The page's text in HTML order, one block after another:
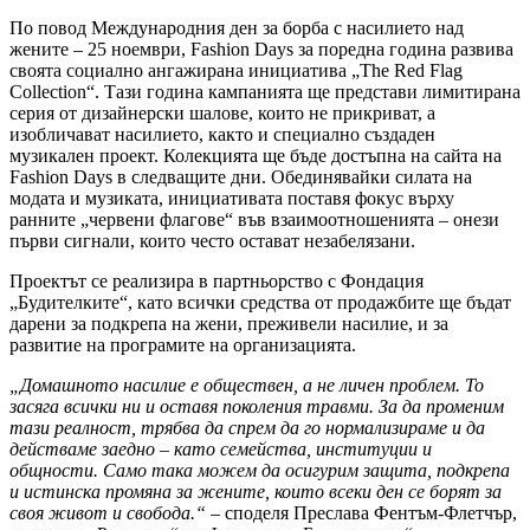
По повод Международния ден за борба с насилието над
жените – 25 ноември, Fashion Days за поредна година развива
своята социално ангажирана инициатива „The Red Flag
Collection“. Тази година кампанията ще представи лимитирана
серия от дизайнерски шалове, които не прикриват, а
изобличават насилието, както и специално създаден
музикален проект. Колекцията ще бъде достъпна на сайта на
Fashion Days в следващите дни. Обединявайки силата на
модата и музиката, инициативата поставя фокус върху
ранните „червени флагове“ във взаимоотношенията – онези
първи сигнали, които често остават незабелязани.
Проектът се реализира в партньорство с Фондация
„Будителките“, като всички средства от продажбите ще бъдат
дарени за подкрепа на жени, преживели насилие, и за
развитие на програмите на организацията.
„Домашното насилие е обществен, а не личен проблем. То
засяга всички ни и оставя поколения травми. За да променим
тази реалност, трябва да спрем да го нормализираме и да
действаме заедно – като семейства, институции и
общности. Само така можем да осигурим защита, подкрепа
и истинска промяна за жените, които всеки ден се борят за
своя живот и свобода.“ – споделя Преслава Фентъм-Флетчър,